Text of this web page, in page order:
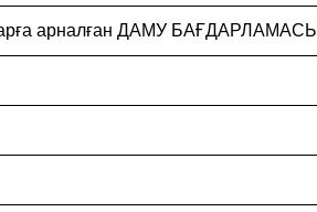
арналған ДАМУ БАҒДАРЛАМАСЫ